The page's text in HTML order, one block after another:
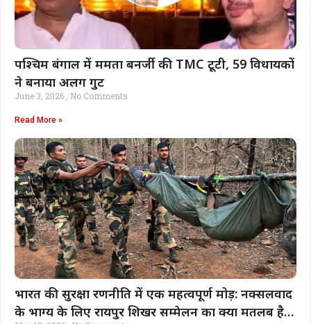
पश्चिम बंगाल में ममता बनर्जी की TMC टूटी, 59 विधायकों
ने बनाया अलग गुट
June 3, 2026 No Comments
Read More »
भारत की सुरक्षा रणनीति में एक महत्वपूर्ण मोड़: नक्सलवाद
के भाग्य के लिए रायपुर शिखर सम्मेलन का क्या मतलब है |